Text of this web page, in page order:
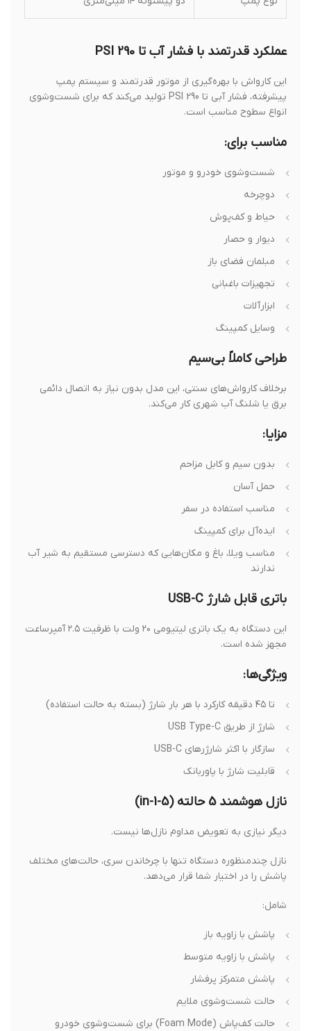
عملکرد قدرتمند با فشار آب تا 290 PSI
این کارواش با بهره‌گیری از موتور قدرتمند و سیستم پمپ
پیشرفته، فشار آبی تا 290 PSI تولید می‌کند که برای شست‌وشوی
انواع سطوح مناسب است.
مناسب برای:
شست‌وشوی خودرو و موتور
دوچرخه
حیاط و کف‌پوش
دیوار و حصار
مبلمان فضای باز
تجهیزات باغبانی
ابزارآلات
وسایل کمپینگ
طراحی کاملاً بی‌سیم
برخلاف کارواش‌های سنتی، این مدل بدون نیاز به اتصال دائمی
برق یا شلنگ آب شهری کار می‌کند.
مزایا:
بدون سیم و کابل مزاحم
حمل آسان
مناسب استفاده در سفر
ایده‌آل برای کمپینگ
مناسب ویلا، باغ و مکان‌هایی که دسترسی مستقیم به شیر آب
ندارند
باتری قابل شارژ USB-C
این دستگاه به یک باتری لیتیومی ۲۰ ولت با ظرفیت ۲.۵ آمپرساعت
مجهز شده است.
ویژگی‌ها:
تا ۴۵ دقیقه کارکرد با هر بار شارژ (بسته به حالت استفاده)
شارژ از طریق USB Type-C
سازگار با اکثر شارژرهای USB-C
قابلیت شارژ با پاوربانک
نازل هوشمند 5 حالته (5-in-1)
دیگر نیازی به تعویض مداوم نازل‌ها نیست.
نازل چندمنظوره دستگاه تنها با چرخاندن سری، حالت‌های مختلف
پاشش را در اختیار شما قرار می‌دهد.
شامل:
پاشش با زاویه باز
پاشش با زاویه متوسط
پاشش متمرکز پرفشار
حالت شست‌وشوی ملایم
حالت کف‌پاش (Foam Mode) برای شست‌وشوی خودرو